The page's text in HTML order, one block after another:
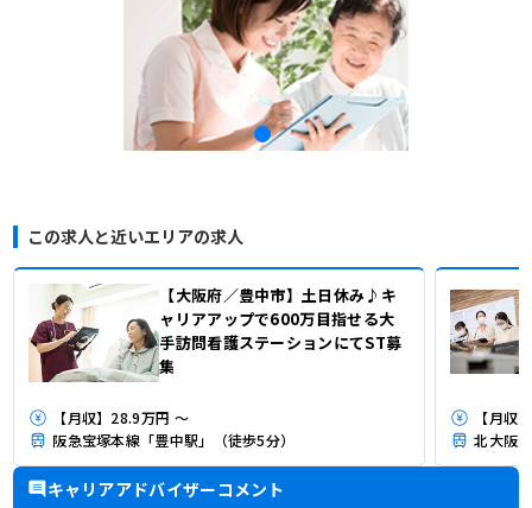
この求人と近いエリアの求人
【大阪府／豊中市】土日休み♪キ
ャリアアップで600万目指せる大
手訪問看護ステーションにてST募
集
【月収】28.9万円 ～
阪急宝塚本線「豊中駅」（徒歩5分）
【月収
北大阪
キャリアアドバイザーコメント